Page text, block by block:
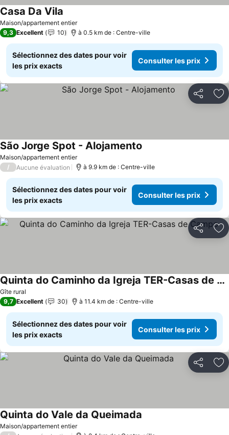
Maison/appartement entier
Casa Da Vila
9,3 Excellent 10 à 0.5 km de : Centre-ville
Sélectionnez des dates pour voir
les prix exacts
Consulter les prix
Partager
Maison/appartement entier
São Jorge Spot - Alojamento
/ Aucune évaluation à 9.9 km de : Centre-ville
Sélectionnez des dates pour voir
les prix exacts
Consulter les prix
Partager
Gîte rural
Quinta do Caminho da Igreja TER-Casas de Campo
9,7 Excellent 30 à 11.4 km de : Centre-ville
Sélectionnez des dates pour voir
les prix exacts
Consulter les prix
Partager
Maison/appartement entier
Quinta do Vale da Queimada